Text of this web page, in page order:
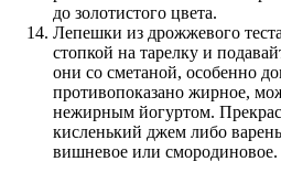
до золотистого цвета.
Лепешки из дрожжевого
стопкой на тарелку и
они со сметаной, особенно
противопоказано жирное,
нежирным йогуртом.
кисленький джем либо
вишневое или смородиновое.